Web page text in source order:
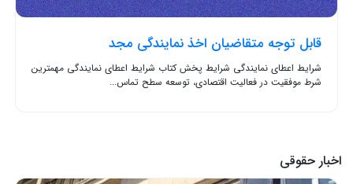
قابل توجه متقاضیان اخذ نمایندگی مجد
شرایط اعطای نمایندگی شرایط پخش کتاب شرایط اعطای نمایندگی مهمترین
شرط موفقیت در فعالیت اقتصادی، توسعه سطح تماس...
اخبار حقوقی